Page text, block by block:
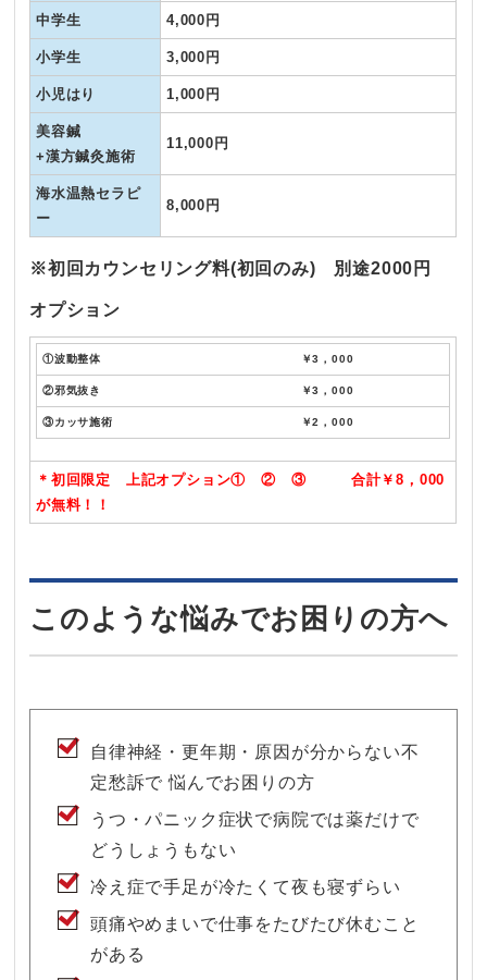
中学生 4,000円
小学生 3,000円
小児はり 1,000円
美容鍼
+漢方鍼灸施術
11,000円
海水温熱セラピ
ー
8,000円
※初回カウンセリング料(初回のみ) 別途2000円
オプション
①波動整体 ￥3，000
②邪気抜き ￥3，000
③カッサ施術 ￥2，000
＊初回限定 上記オプション① ② ③ 合計￥8，000
が無料！！
このような悩みでお困りの方へ
自律神経・更年期・原因が分からない不
定愁訴で 悩んでお困りの方
うつ・パニック症状で病院では薬だけで
どうしょうもない
冷え症で手足が冷たくて夜も寝ずらい
頭痛やめまいで仕事をたびたび休むこと
がある